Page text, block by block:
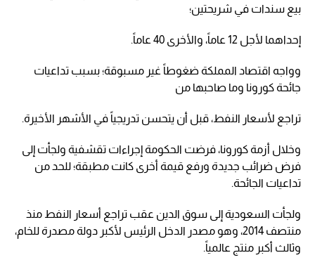
بيع سندات في شريحتين؛
إحداهما لأجل 12 عاماً، والأخرى 40 عاماً.
وواجه اقتصاد المملكة ضغوطاً غير مسبوقة؛ بسبب تداعيات
جائحة كورونا وما صاحبها من
تراجع لأسعار النفط، قبل أن يتحسن تدريجياً في الأشهر الأخيرة.
وخلال أزمة كورونا، فرضت الحكومة إجراءات تقشفية ولجأت إلى
فرض ضرائب جديدة ورفع قيمة أخرى كانت مطبقة؛ للحد من
تداعيات الجائحة.
ولجأت السعودية إلى سوق الدين عقب تراجع أسعار النفط منذ
منتصف 2014، وهو مصدر الدخل الرئيس لأكبر دولة مصدرة للخام،
وثالث أكبر منتج عالمياً.